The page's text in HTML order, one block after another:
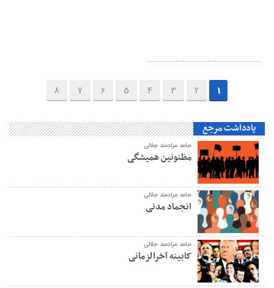
1
2
3
4
5
6
7
8
یادداشت مرجع
حامد مرادمند جلالی
مظنونین همیشگی
حامد مرادمند جلالی
انجماد مدنی
حامد مرادمند جلالی
کابینه آخرالزمانی